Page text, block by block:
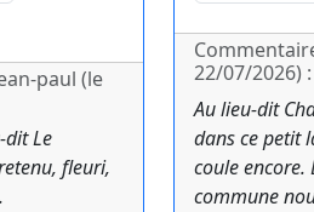
paul (le
dit Le
fleuri,
22/07/2026) :
Au lieu-dit
dans ce petit
coule
commune